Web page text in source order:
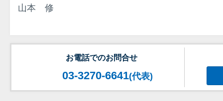
山本 修
お電話でのお問合せ
03-3270-6641(代表)